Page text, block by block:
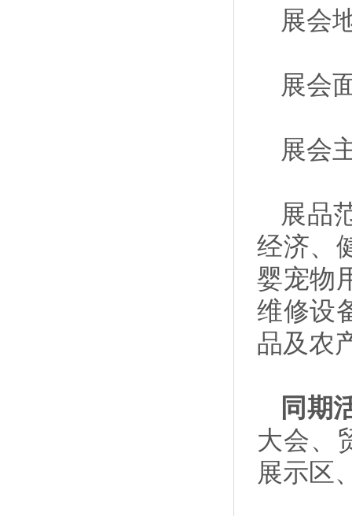
展会
展会
展会
展品
经济、
婴宠物
维修设
品及农
同期
大会、
展示区